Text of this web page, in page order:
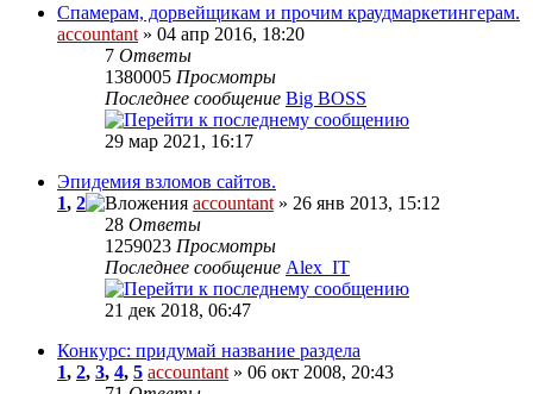
Спамерам, дорвейщикам и прочим краудмаркетингерам.
accountant » 04 апр 2016, 18:20
7 Ответы
1380005 Просмотры
Последнее сообщение Big BOSS
29 мар 2021, 16:17
Эпидемия взломов сайтов.
1, 2 accountant » 26 янв 2013, 15:12
28 Ответы
1259023 Просмотры
Последнее сообщение Alex_IT
21 дек 2018, 06:47
Конкурс: придумай название раздела
1, 2, 3, 4, 5 accountant » 06 окт 2008, 20:43